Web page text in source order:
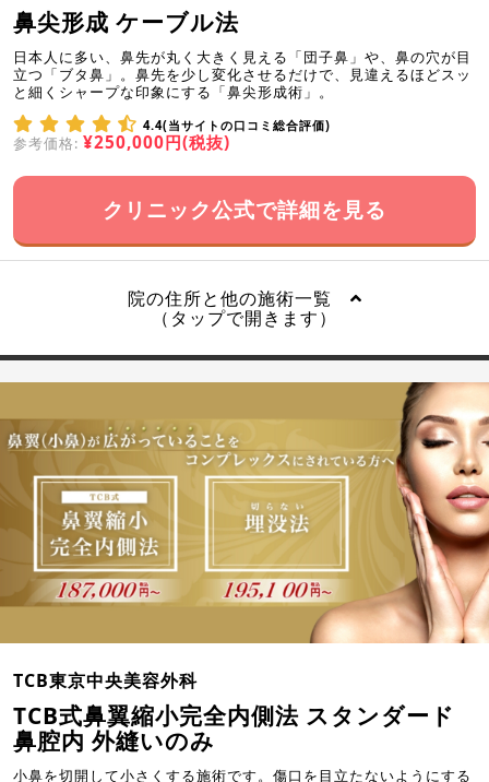
鼻尖形成 ケーブル法
日本人に多い、鼻先が丸く大きく見える「団子鼻」や、鼻の穴が目
立つ「ブタ鼻」。鼻先を少し変化させるだけで、見違えるほどスッ
と細くシャープな印象にする「鼻尖形成術」。
4.4(当サイトの口コミ総合評価)
参考価格: ¥250,000円(税抜)
クリニック公式で詳細を見る
院の住所と他の施術一覧
（タップで開きます）
TCB東京中央美容外科
TCB式鼻翼縮小完全内側法 スタンダード
鼻腔内 外縫いのみ
小鼻を切開して小さくする施術です。傷口を目立たないようにする